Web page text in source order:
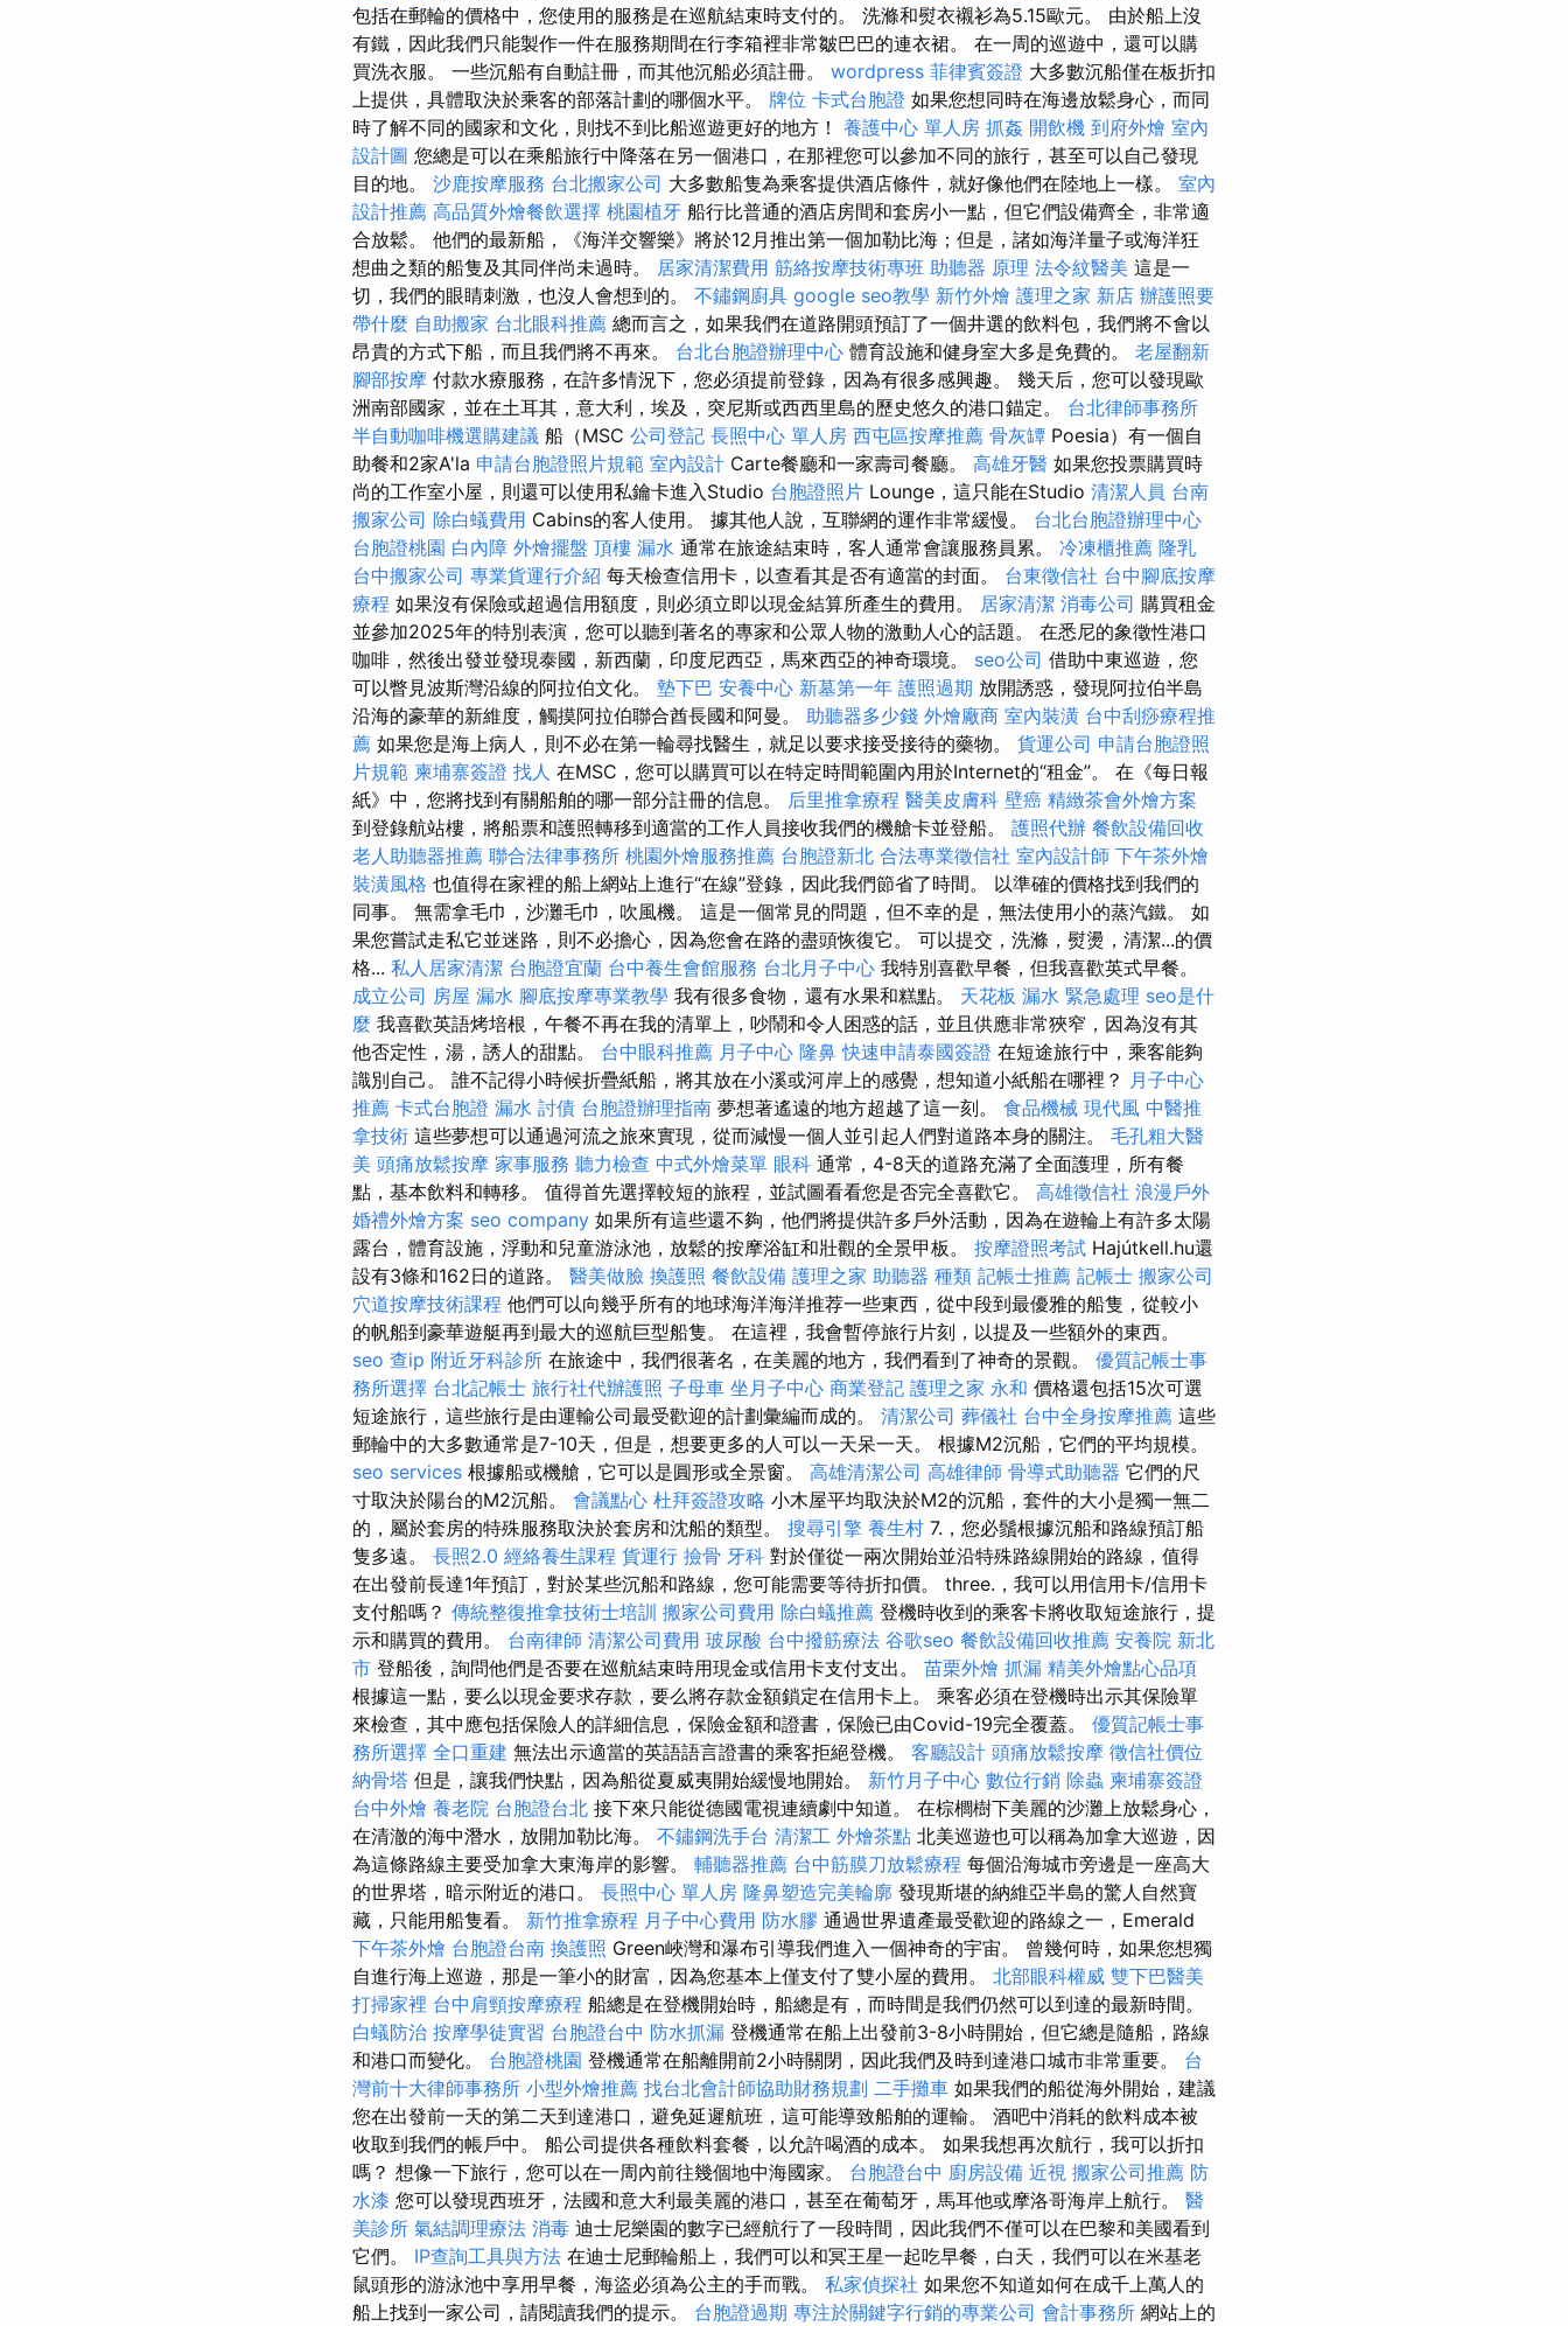
包括在郵輪的價格中，您使用的服務是在巡航結束時支付的。 洗滌和熨衣襯衫為5.15歐元。 由於船上沒
有鐵，因此我們只能製作一件在服務期間在行李箱裡非常皺巴巴的連衣裙。 在一周的巡遊中，還可以購
買洗衣服。 一些沉船有自動註冊，而其他沉船必須註冊。 wordpress 菲律賓簽證 大多數沉船僅在板折扣
上提供，具體取決於乘客的部落計劃的哪個水平。 牌位 卡式台胞證 如果您想同時在海邊放鬆身心，而同
時了解不同的國家和文化，則找不到比船巡遊更好的地方！ 養護中心 單人房 抓姦 開飲機 到府外燴 室內
設計圖 您總是可以在乘船旅行中降落在另一個港口，在那裡您可以參加不同的旅行，甚至可以自己發現
目的地。 沙鹿按摩服務 台北搬家公司 大多數船隻為乘客提供酒店條件，就好像他們在陸地上一樣。 室內
設計推薦 高品質外燴餐飲選擇 桃園植牙 船行比普通的酒店房間和套房小一點，但它們設備齊全，非常適
合放鬆。 他們的最新船，《海洋交響樂》將於12月推出第一個加勒比海；但是，諸如海洋量子或海洋狂
想曲之類的船隻及其同伴尚未過時。 居家清潔費用 筋絡按摩技術專班 助聽器 原理 法令紋醫美 這是一
切，我們的眼睛刺激，也沒人會想到的。 不鏽鋼廚具 google seo教學 新竹外燴 護理之家 新店 辦護照要
帶什麼 自助搬家 台北眼科推薦 總而言之，如果我們在道路開頭預訂了一個井選的飲料包，我們將不會以
昂貴的方式下船，而且我們將不再來。 台北台胞證辦理中心 體育設施和健身室大多是免費的。 老屋翻新
腳部按摩 付款水療服務，在許多情況下，您必須提前登錄，因為有很多感興趣。 幾天后，您可以發現歐
洲南部國家，並在土耳其，意大利，埃及，突尼斯或西西里島的歷史悠久的港口錨定。 台北律師事務所
半自動咖啡機選購建議 船（MSC 公司登記 長照中心 單人房 西屯區按摩推薦 骨灰罈 Poesia）有一個自
助餐和2家A'la 申請台胞證照片規範 室內設計 Carte餐廳和一家壽司餐廳。 高雄牙醫 如果您投票購買時
尚的工作室小屋，則還可以使用私鑰卡進入Studio 台胞證照片 Lounge，這只能在Studio 清潔人員 台南
搬家公司 除白蟻費用 Cabins的客人使用。 據其他人說，互聯網的運作非常緩慢。 台北台胞證辦理中心
台胞證桃園 白內障 外燴擺盤 頂樓 漏水 通常在旅途結束時，客人通常會讓服務員累。 冷凍櫃推薦 隆乳
台中搬家公司 專業貨運行介紹 每天檢查信用卡，以查看其是否有適當的封面。 台東徵信社 台中腳底按摩
療程 如果沒有保險或超過信用額度，則必須立即以現金結算所產生的費用。 居家清潔 消毒公司 購買租金
並參加2025年的特別表演，您可以聽到著名的專家和公眾人物的激動人心的話題。 在悉尼的象徵性港口
咖啡，然後出發並發現泰國，新西蘭，印度尼西亞，馬來西亞的神奇環境。 seo公司 借助中東巡遊，您
可以瞥見波斯灣沿線的阿拉伯文化。 墊下巴 安養中心 新墓第一年 護照過期 放開誘惑，發現阿拉伯半島
沿海的豪華的新維度，觸摸阿拉伯聯合酋長國和阿曼。 助聽器多少錢 外燴廠商 室內裝潢 台中刮痧療程推
薦 如果您是海上病人，則不必在第一輪尋找醫生，就足以要求接受接待的藥物。 貨運公司 申請台胞證照
片規範 柬埔寨簽證 找人 在MSC，您可以購買可以在特定時間範圍內用於Internet的“租金”。 在《每日報
紙》中，您將找到有關船舶的哪一部分註冊的信息。 后里推拿療程 醫美皮膚科 壁癌 精緻茶會外燴方案
到登錄航站樓，將船票和護照轉移到適當的工作人員接收我們的機艙卡並登船。 護照代辦 餐飲設備回收
老人助聽器推薦 聯合法律事務所 桃園外燴服務推薦 台胞證新北 合法專業徵信社 室內設計師 下午茶外燴
裝潢風格 也值得在家裡的船上網站上進行“在線”登錄，因此我們節省了時間。 以準確的價格找到我們的
同事。 無需拿毛巾，沙灘毛巾，吹風機。 這是一個常見的問題，但不幸的是，無法使用小的蒸汽鐵。 如
果您嘗試走私它並迷路，則不必擔心，因為您會在路的盡頭恢復它。 可以提交，洗滌，熨燙，清潔...的價
格... 私人居家清潔 台胞證宜蘭 台中養生會館服務 台北月子中心 我特別喜歡早餐，但我喜歡英式早餐。
成立公司 房屋 漏水 腳底按摩專業教學 我有很多食物，還有水果和糕點。 天花板 漏水 緊急處理 seo是什
麼 我喜歡英語烤培根，午餐不再在我的清單上，吵鬧和令人困惑的話，並且供應非常狹窄，因為沒有其
他否定性，湯，誘人的甜點。 台中眼科推薦 月子中心 隆鼻 快速申請泰國簽證 在短途旅行中，乘客能夠
識別自己。 誰不記得小時候折疊紙船，將其放在小溪或河岸上的感覺，想知道小紙船在哪裡？ 月子中心
推薦 卡式台胞證 漏水 討債 台胞證辦理指南 夢想著遙遠的地方超越了這一刻。 食品機械 現代風 中醫推
拿技術 這些夢想可以通過河流之旅來實現，從而減慢一個人並引起人們對道路本身的關注。 毛孔粗大醫
美 頭痛放鬆按摩 家事服務 聽力檢查 中式外燴菜單 眼科 通常，4-8天的道路充滿了全面護理，所有餐
點，基本飲料和轉移。 值得首先選擇較短的旅程，並試圖看看您是否完全喜歡它。 高雄徵信社 浪漫戶外
婚禮外燴方案 seo company 如果所有這些還不夠，他們將提供許多戶外活動，因為在遊輪上有許多太陽
露台，體育設施，浮動和兒童游泳池，放鬆的按摩浴缸和壯觀的全景甲板。 按摩證照考試 Hajútkell.hu還
設有3條和162日的道路。 醫美做臉 換護照 餐飲設備 護理之家 助聽器 種類 記帳士推薦 記帳士 搬家公司
穴道按摩技術課程 他們可以向幾乎所有的地球海洋海洋推荐一些東西，從中段到最優雅的船隻，從較小
的帆船到豪華遊艇再到最大的巡航巨型船隻。 在這裡，我會暫停旅行片刻，以提及一些額外的東西。
seo 查ip 附近牙科診所 在旅途中，我們很著名，在美麗的地方，我們看到了神奇的景觀。 優質記帳士事
務所選擇 台北記帳士 旅行社代辦護照 子母車 坐月子中心 商業登記 護理之家 永和 價格還包括15次可選
短途旅行，這些旅行是由運輸公司最受歡迎的計劃彙編而成的。 清潔公司 葬儀社 台中全身按摩推薦 這些
郵輪中的大多數通常是7-10天，但是，想要更多的人可以一天呆一天。 根據M2沉船，它們的平均規模。
seo services 根據船或機艙，它可以是圓形或全景窗。 高雄清潔公司 高雄律師 骨導式助聽器 它們的尺
寸取決於陽台的M2沉船。 會議點心 杜拜簽證攻略 小木屋平均取決於M2的沉船，套件的大小是獨一無二
的，屬於套房的特殊服務取決於套房和沈船的類型。 搜尋引擎 養生村 7.，您必鬚根據沉船和路線預訂船
隻多遠。 長照2.0 經絡養生課程 貨運行 撿骨 牙科 對於僅從一兩次開始並沿特殊路線開始的路線，值得
在出發前長達1年預訂，對於某些沉船和路線，您可能需要等待折扣價。 three.，我可以用信用卡/信用卡
支付船嗎？ 傳統整復推拿技術士培訓 搬家公司費用 除白蟻推薦 登機時收到的乘客卡將收取短途旅行，提
示和購買的費用。 台南律師 清潔公司費用 玻尿酸 台中撥筋療法 谷歌seo 餐飲設備回收推薦 安養院 新北
市 登船後，詢問他們是否要在巡航結束時用現金或信用卡支付支出。 苗栗外燴 抓漏 精美外燴點心品項
根據這一點，要么以現金要求存款，要么將存款金額鎖定在信用卡上。 乘客必須在登機時出示其保險單
來檢查，其中應包括保險人的詳細信息，保險金額和證書，保險已由Covid-19完全覆蓋。 優質記帳士事
務所選擇 全口重建 無法出示適當的英語語言證書的乘客拒絕登機。 客廳設計 頭痛放鬆按摩 徵信社價位
納骨塔 但是，讓我們快點，因為船從夏威夷開始緩慢地開始。 新竹月子中心 數位行銷 除蟲 柬埔寨簽證
台中外燴 養老院 台胞證台北 接下來只能從德國電視連續劇中知道。 在棕櫚樹下美麗的沙灘上放鬆身心，
在清澈的海中潛水，放開加勒比海。 不鏽鋼洗手台 清潔工 外燴茶點 北美巡遊也可以稱為加拿大巡遊，因
為這條路線主要受加拿大東海岸的影響。 輔聽器推薦 台中筋膜刀放鬆療程 每個沿海城市旁邊是一座高大
的世界塔，暗示附近的港口。 長照中心 單人房 隆鼻塑造完美輪廓 發現斯堪的納維亞半島的驚人自然寶
藏，只能用船隻看。 新竹推拿療程 月子中心費用 防水膠 通過世界遺產最受歡迎的路線之一，Emerald
下午茶外燴 台胞證台南 換護照 Green峽灣和瀑布引導我們進入一個神奇的宇宙。 曾幾何時，如果您想獨
自進行海上巡遊，那是一筆小的財富，因為您基本上僅支付了雙小屋的費用。 北部眼科權威 雙下巴醫美
打掃家裡 台中肩頸按摩療程 船總是在登機開始時，船總是有，而時間是我們仍然可以到達的最新時間。
白蟻防治 按摩學徒實習 台胞證台中 防水抓漏 登機通常在船上出發前3-8小時開始，但它總是隨船，路線
和港口而變化。 台胞證桃園 登機通常在船離開前2小時關閉，因此我們及時到達港口城市非常重要。 台
灣前十大律師事務所 小型外燴推薦 找台北會計師協助財務規劃 二手攤車 如果我們的船從海外開始，建議
您在出發前一天的第二天到達港口，避免延遲航班，這可能導致船舶的運輸。 酒吧中消耗的飲料成本被
收取到我們的帳戶中。 船公司提供各種飲料套餐，以允許喝酒的成本。 如果我想再次航行，我可以折扣
嗎？ 想像一下旅行，您可以在一周內前往幾個地中海國家。 台胞證台中 廚房設備 近視 搬家公司推薦 防
水漆 您可以發現西班牙，法國和意大利最美麗的港口，甚至在葡萄牙，馬耳他或摩洛哥海岸上航行。 醫
美診所 氣結調理療法 消毒 迪士尼樂園的數字已經航行了一段時間，因此我們不僅可以在巴黎和美國看到
它們。 IP查詢工具與方法 在迪士尼郵輪船上，我們可以和冥王星一起吃早餐，白天，我們可以在米基老
鼠頭形的游泳池中享用早餐，海盜必須為公主的手而戰。 私家偵探社 如果您不知道如何在成千上萬人的
船上找到一家公司，請閱讀我們的提示。 台胞證過期 專注於關鍵字行銷的專業公司 會計事務所 網站上的